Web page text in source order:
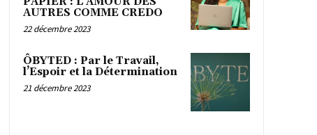
AUTRES COMME CREDO
22 décembre 2023
ÔBYTED : Par le Travail,
l’Espoir et la Détermination
21 décembre 2023